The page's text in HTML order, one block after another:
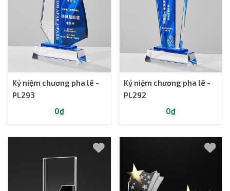
Kỷ niệm chương pha lê -
PL293
0₫
Kỷ niệm chương pha lê -
PL292
0₫